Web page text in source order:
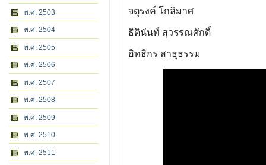
พ.ศ. 2503
พ.ศ. 2504
พ.ศ. 2505
พ.ศ. 2506
พ.ศ. 2507
พ.ศ. 2508
พ.ศ. 2509
พ.ศ. 2510
พ.ศ. 2511
จตุรงค์ โกลิมาศ
ธิตินันท์ สุวรรณศักดิ์
อิทธิกร สาธุธรรม